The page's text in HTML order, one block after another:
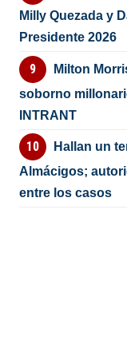
Milly Quezada y
Presidente 2026
Milton
soborno
INTRANT
Hallan un
Almácigos;
entre los casos